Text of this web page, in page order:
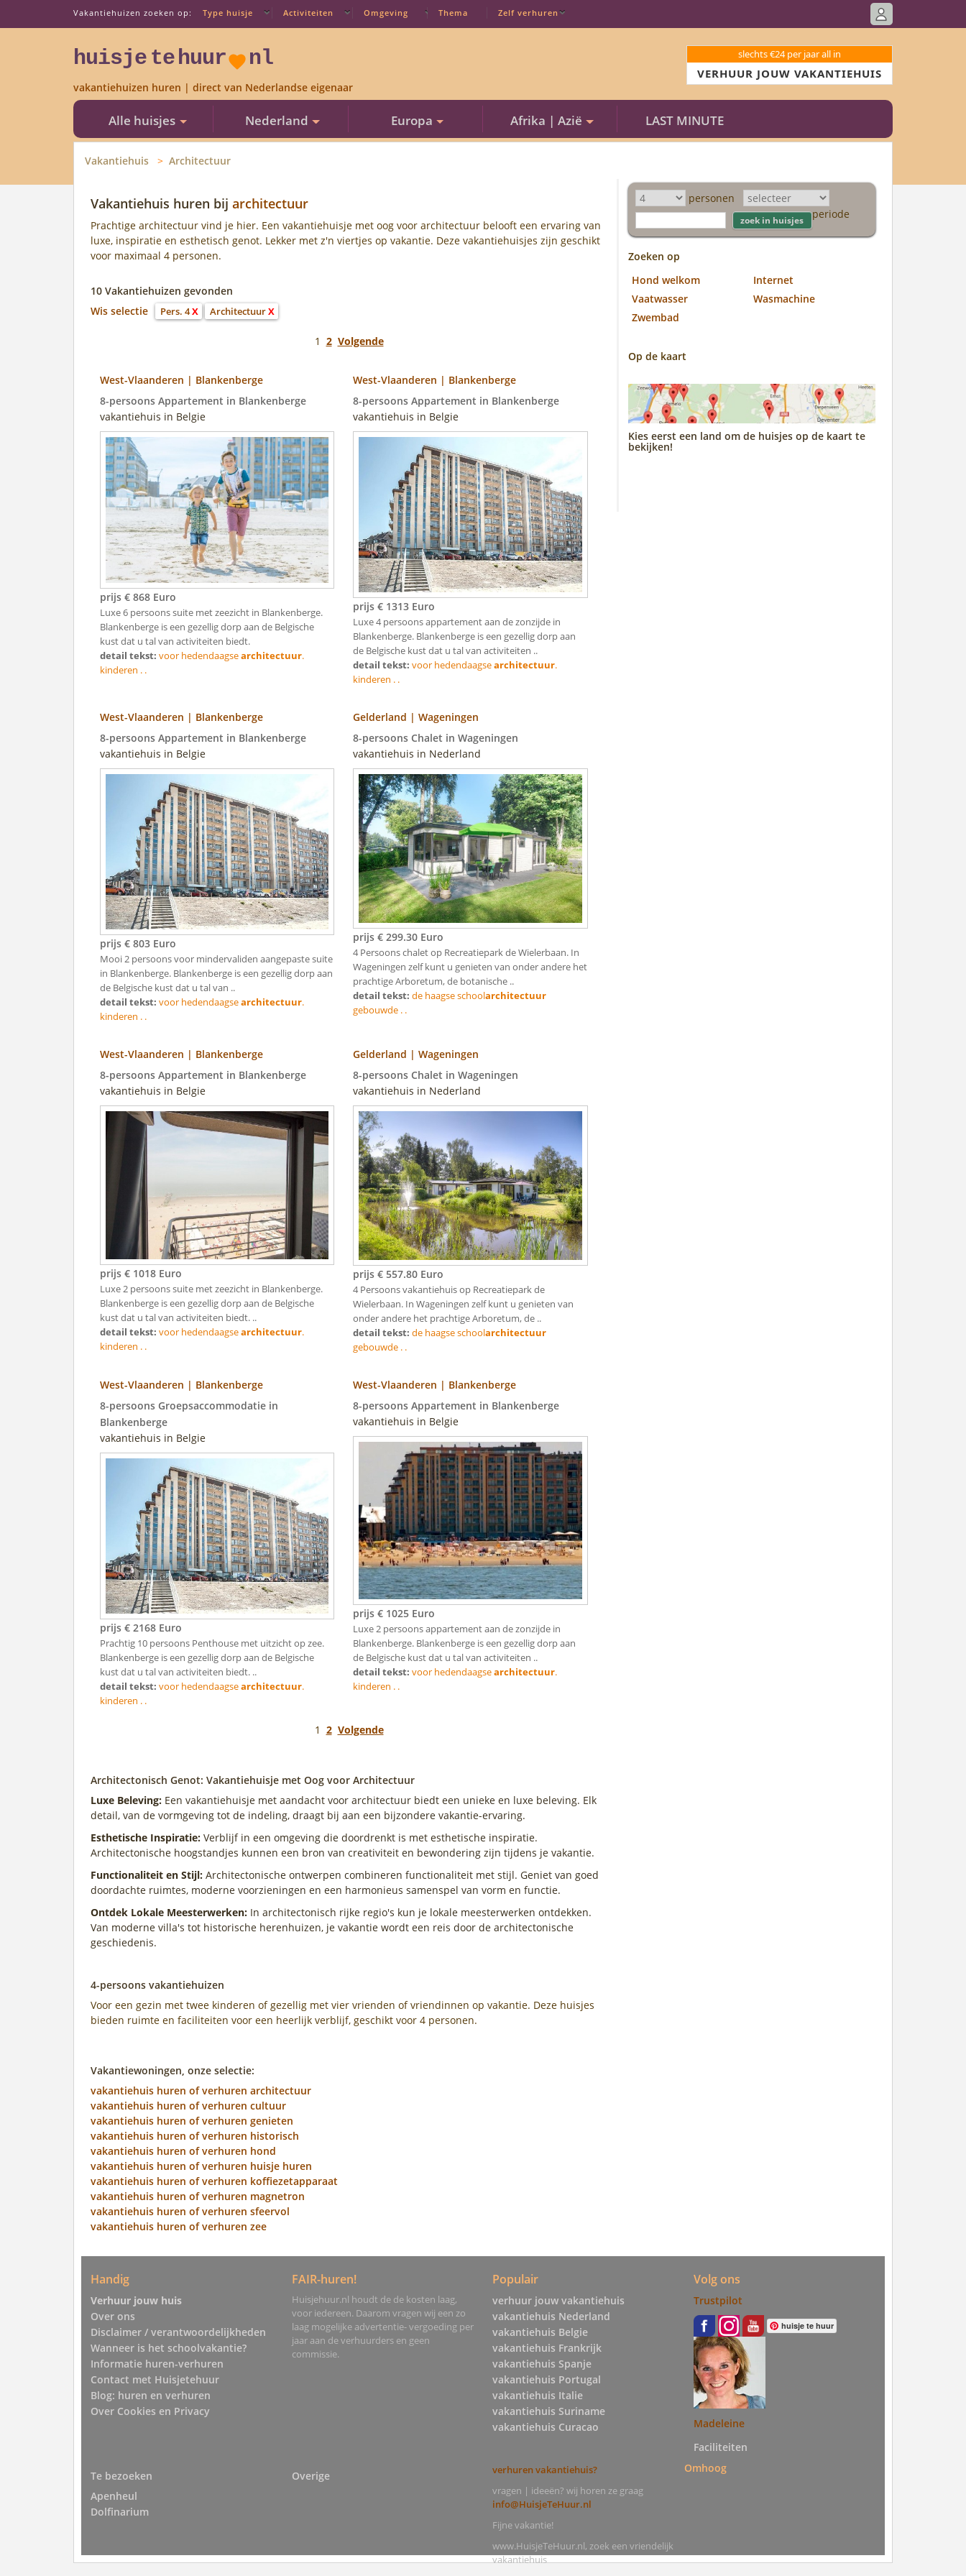
Vakantiehuizen zoeken op: Type huisje Activiteiten Omgeving Thema Zelf verhuren
huisje tehuur nl
vakantiehuizen huren | direct van Nederlandse eigenaar
slechts €24 per jaar all in
VERHUUR JOUW VAKANTIEHUIS
Alle huisjes Nederland Europa Afrika | Azië LAST MINUTE
Vakantiehuis Architectuur
Vakantiehuis huren bij architectuur
Prachtige architectuur vind je hier. Een vakantiehuisje met oog voor architectuur belooft een ervaring van
luxe, inspiratie en esthetisch genot. Lekker met z'n viertjes op vakantie. Deze vakantiehuisjes zijn geschikt
voor maximaal 4 personen.
10 Vakantiehuizen gevonden
Wis selectie
Pers. 4X ArchitectuurX
1 2 Volgende
West-Vlaanderen | Blankenberge
8-persoons Appartement in Blankenberge
vakantiehuis in Belgie
prijs € 868 Euro
Luxe 6 persoons suite met zeezicht in Blankenberge.
Blankenberge is een gezellig dorp aan de Belgische
kust dat u tal van activiteiten biedt.
detail tekst: voor hedendaagsearchitectuur.
kinderen . .
West-Vlaanderen | Blankenberge
8-persoons Appartement in Blankenberge
vakantiehuis in Belgie
prijs € 1313 Euro
Luxe 4 persoons appartement aan de zonzijde in
Blankenberge. Blankenberge is een gezellig dorp aan
de Belgische kust dat u tal van activiteiten ..
detail tekst: voor hedendaagsearchitectuur.
kinderen . .
West-Vlaanderen | Blankenberge
8-persoons Appartement in Blankenberge
vakantiehuis in Belgie
prijs € 803 Euro
Mooi 2 persoons voor mindervaliden aangepaste suite
in Blankenberge. Blankenberge is een gezellig dorp aan
de Belgische kust dat u tal van ..
detail tekst: voor hedendaagsearchitectuur.
kinderen . .
Gelderland | Wageningen
8-persoons Chalet in Wageningen
vakantiehuis in Nederland
prijs € 299.30 Euro
4 Persoons chalet op Recreatiepark de Wielerbaan. In
Wageningen zelf kunt u genieten van onder andere het
prachtige Arboretum, de botanische ..
detail tekst: de haagse schoolarchitectuur
gebouwde . .
West-Vlaanderen | Blankenberge
8-persoons Appartement in Blankenberge
vakantiehuis in Belgie
prijs € 1018 Euro
Luxe 2 persoons suite met zeezicht in Blankenberge.
Blankenberge is een gezellig dorp aan de Belgische
kust dat u tal van activiteiten biedt. ..
detail tekst: voor hedendaagsearchitectuur.
kinderen . .
Gelderland | Wageningen
8-persoons Chalet in Wageningen
vakantiehuis in Nederland
prijs € 557.80 Euro
4 Persoons vakantiehuis op Recreatiepark de
Wielerbaan. In Wageningen zelf kunt u genieten van
onder andere het prachtige Arboretum, de ..
detail tekst: de haagse schoolarchitectuur
gebouwde . .
West-Vlaanderen | Blankenberge
8-persoons Groepsaccommodatie in
Blankenberge
vakantiehuis in Belgie
prijs € 2168 Euro
Prachtig 10 persoons Penthouse met uitzicht op zee.
Blankenberge is een gezellig dorp aan de Belgische
kust dat u tal van activiteiten biedt. ..
detail tekst: voor hedendaagsearchitectuur.
kinderen . .
West-Vlaanderen | Blankenberge
8-persoons Appartement in Blankenberge
vakantiehuis in Belgie
prijs € 1025 Euro
Luxe 2 persoons appartement aan de zonzijde in
Blankenberge. Blankenberge is een gezellig dorp aan
de Belgische kust dat u tal van activiteiten ..
detail tekst: voor hedendaagsearchitectuur.
kinderen . .
1 2 Volgende
Architectonisch Genot: Vakantiehuisje met Oog voor Architectuur
Luxe Beleving: Een vakantiehuisje met aandacht voor architectuur biedt een unieke en luxe beleving. Elk
detail, van de vormgeving tot de indeling, draagt bij aan een bijzondere vakantie-ervaring.
Esthetische Inspiratie: Verblijf in een omgeving die doordrenkt is met esthetische inspiratie.
Architectonische hoogstandjes kunnen een bron van creativiteit en bewondering zijn tijdens je vakantie.
Functionaliteit en Stijl: Architectonische ontwerpen combineren functionaliteit met stijl. Geniet van goed
doordachte ruimtes, moderne voorzieningen en een harmonieus samenspel van vorm en functie.
Ontdek Lokale Meesterwerken: In architectonisch rijke regio's kun je lokale meesterwerken ontdekken.
Van moderne villa's tot historische herenhuizen, je vakantie wordt een reis door de architectonische
geschiedenis.
4-persoons vakantiehuizen
Voor een gezin met twee kinderen of gezellig met vier vrienden of vriendinnen op vakantie. Deze huisjes
bieden ruimte en faciliteiten voor een heerlijk verblijf, geschikt voor 4 personen.
Vakantiewoningen, onze selectie:
vakantiehuis huren of verhuren architectuur
vakantiehuis huren of verhuren cultuur
vakantiehuis huren of verhuren genieten
vakantiehuis huren of verhuren historisch
vakantiehuis huren of verhuren hond
vakantiehuis huren of verhuren huisje huren
vakantiehuis huren of verhuren koffiezetapparaat
vakantiehuis huren of verhuren magnetron
vakantiehuis huren of verhuren sfeervol
vakantiehuis huren of verhuren zee
personen
periode
Zoeken op
Hond welkom
Internet
Vaatwasser
Wasmachine
Zwembad
Op de kaart
Kies eerst een land om de huisjes op de kaart te
bekijken!
Handig
Verhuur jouw huis
Over ons
Disclaimer / verantwoordelijkheden
Wanneer is het schoolvakantie?
Informatie huren-verhuren
Contact met Huisjetehuur
Blog: huren en verhuren
Over Cookies en Privacy
FAIR-huren!
Huisjehuur.nl houdt de de kosten laag,
voor iedereen. Daarom vragen wij een zo
laag mogelijke advertentie- vergoeding per
jaar aan de verhuurders en geen
commissie.
Populair
verhuur jouw vakantiehuis
vakantiehuis Nederland
vakantiehuis Belgie
vakantiehuis Frankrijk
vakantiehuis Spanje
vakantiehuis Portugal
vakantiehuis Italie
vakantiehuis Suriname
vakantiehuis Curacao
Volg ons
Trustpilot
huisje te huur
Madeleine
Faciliteiten
Te bezoeken
Apenheul
Dolfinarium
Overige
verhuren vakantiehuis?
vragen | ideeën? wij horen ze graag
info@HuisjeTeHuur.nl
Fijne vakantie!
www.HuisjeTeHuur.nl, zoek een vriendelijk
vakantiehuis
Omhoog